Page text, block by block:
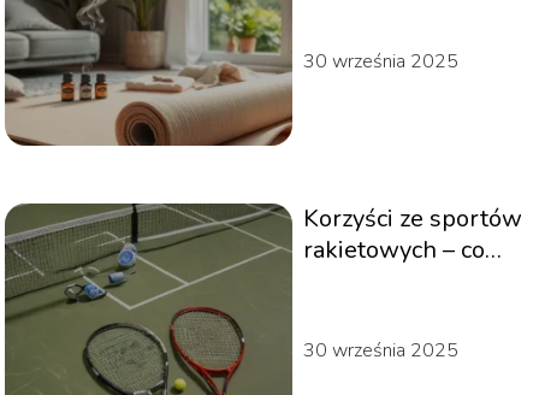
30 września 2025
Korzyści ze sportów
rakietowych – co
badminton
30 września 2025